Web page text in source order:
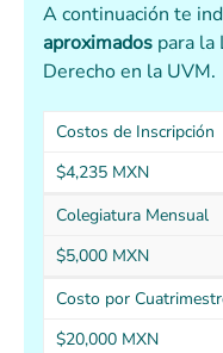
A continuación te
aproximados para la
Derecho en la UVM.
Costos de Inscripción
$4,235 MXN
Colegiatura Mensual
$5,000 MXN
Costo por
$20,000 MXN